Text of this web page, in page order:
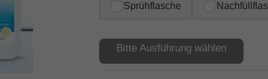
Sprühflasche
Bitte Ausführung wählen